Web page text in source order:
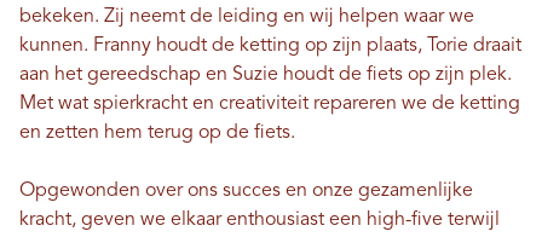
bekeken. Zij neemt de leiding en wij helpen waar we
kunnen. Franny houdt de ketting op zijn plaats, Torie draait
aan het gereedschap en Suzie houdt de fiets op zijn plek.
Met wat spierkracht en creativiteit repareren we de ketting
en zetten hem terug op de fiets.
Opgewonden over ons succes en onze gezamenlijke
kracht, geven we elkaar enthousiast een high-five terwijl